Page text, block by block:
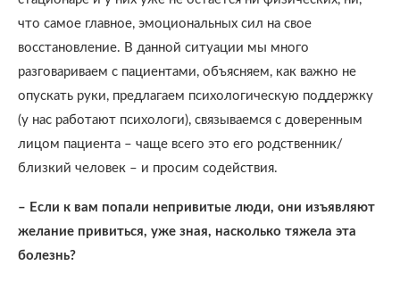
что самое главное, эмоциональных сил на свое
восстановление. В данной ситуации мы много
разговариваем с пациентами, объясняем, как важно не
опускать руки, предлагаем психологическую поддержку
(у нас работают психологи), связываемся с доверенным
лицом пациента – чаще всего это его родственник/
близкий человек – и просим содействия.
– Если к вам попали непривитые люди, они изъявляют
желание привиться, уже зная, насколько тяжела эта
болезнь?